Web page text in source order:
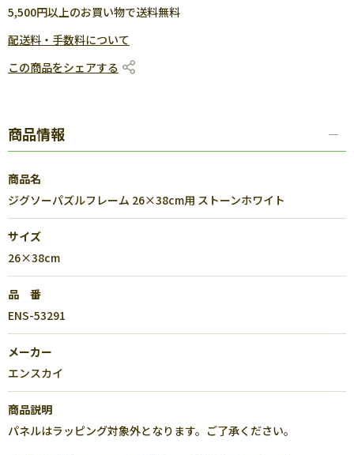
5,500円以上のお買い物で送料無料
配送料・手数料について
この商品をシェアする
商品情報
商品名
ジグソーパズルフレーム 26×38cm用 ストーンホワイト
サイズ
26×38cm
品 番
ENS-53291
メーカー
エンスカイ
商品説明
パネルはラッピング対象外となります。ご了承ください。